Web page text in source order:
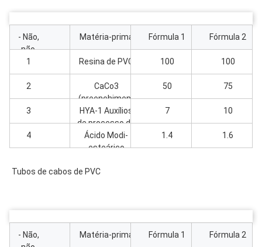
- Não,
não.
Matéria-prima Fórmula 1 Fórmula 2
1 Resina de PVC 100 100
2
CaCo3
(preenchiment
o)
50 75
3
HYA-1 Auxílios
de processo de
PVC
7 10
4
Ácido Modi-
esteárico
1.4 1.6
Tubos de cabos de PVC
- Não,
Matéria-prima Fórmula 1 Fórmula 2